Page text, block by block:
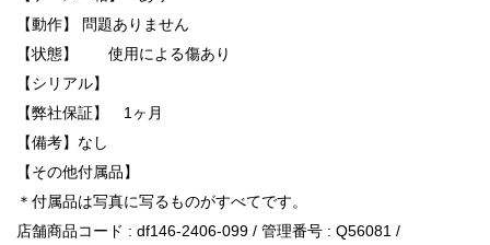
【動作】 問題ありません
【状態】 使用による傷あり
【シリアル】
【弊社保証】 1ヶ月
【備考】なし
【その他付属品】
＊付属品は写真に写るものがすべてです。
店舗商品コード : df146-2406-099 / 管理番号 : Q56081 /